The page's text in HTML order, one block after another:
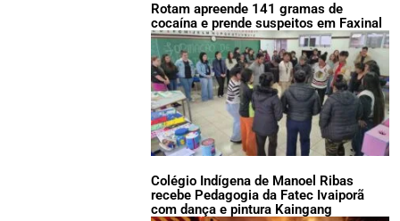
Rotam apreende 141 gramas de
cocaína e prende suspeitos em Faxinal
Colégio Indígena de Manoel Ribas
recebe Pedagogia da Fatec Ivaiporã
com dança e pintura Kaingang